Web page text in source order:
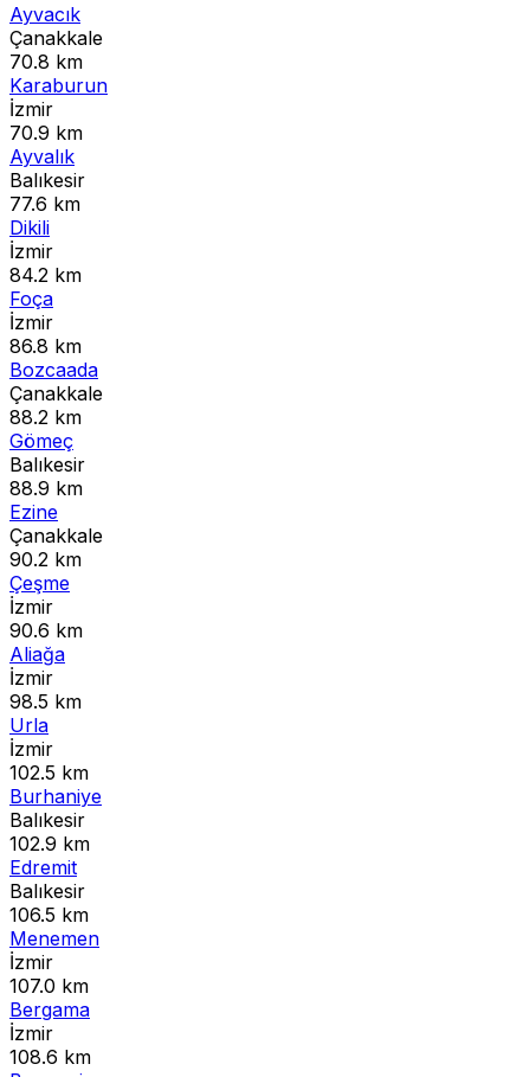
Ayvacık
Çanakkale
70.8 km
Karaburun
İzmir
70.9 km
Ayvalık
Balıkesir
77.6 km
Dikili
İzmir
84.2 km
Foça
İzmir
86.8 km
Bozcaada
Çanakkale
88.2 km
Gömeç
Balıkesir
88.9 km
Ezine
Çanakkale
90.2 km
Çeşme
İzmir
90.6 km
Aliağa
İzmir
98.5 km
Urla
İzmir
102.5 km
Burhaniye
Balıkesir
102.9 km
Edremit
Balıkesir
106.5 km
Menemen
İzmir
107.0 km
Bergama
İzmir
108.6 km